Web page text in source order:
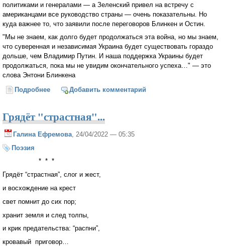
политиками и генералами — а Зеленский привел на встречу с
американцами все руководство страны — очень показательны. Но
куда важнее то, что заявили после переговоров Блинкен и Остин.
"Мы не знаем, как долго будет продолжаться эта война, но мы знаем,
что суверенная и независимая Украина будет существовать гораздо
дольше, чем Владимир Путин. И наша поддержка Украины будет
продолжаться, пока мы не увидим окончательного успеха…" — это
слова Энтони Блинкена
Подробнее о Запад повышает ставку на поражение России
Добавить комментарий
Грядёт "страстная"...
Галина Ефремова , 24/04/2022 — 05:35
Поэзия
* * *
Грядёт “страстная”, слог и жест,
и восхождение на крест
свет помнит до сих пор;
хранит земля и след толпы,
и крик предательства: “распни”,
кровавый приговор…